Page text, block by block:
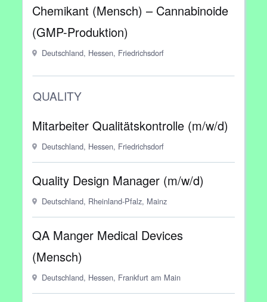
Chemikant (Mensch) – Cannabinoide
(GMP-Produktion)
Deutschland, Hessen, Friedrichsdorf
QUALITY
Mitarbeiter Qualitätskontrolle (m/w/d)
Deutschland, Hessen, Friedrichsdorf
Quality Design Manager (m/w/d)
Deutschland, Rheinland-Pfalz, Mainz
QA Manger Medical Devices
(Mensch)
Deutschland, Hessen, Frankfurt am Main